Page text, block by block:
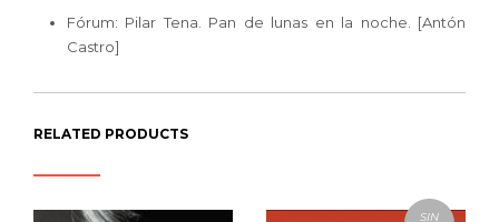
Fórum: Pilar Tena. Pan de lunas en la noche. [Antón
Castro]
RELATED PRODUCTS
SIN